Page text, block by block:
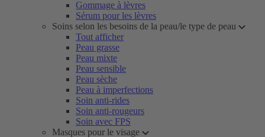
Gommage à lèvres
Sérum pour les lèvres
Soins selon les besoins de la peau/le type de peau
Tout afficher
Peau grasse
Peau mixte
Peau sensible
Peau sèche
Peau à imperfections
Soin anti-rides
Soin anti-rougeurs
Soin avec FPS
Masques pour le visage